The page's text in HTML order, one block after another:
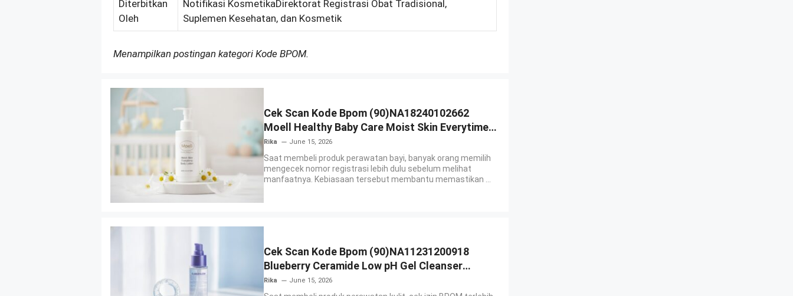
Diterbitkan
Oleh
Notifikasi KosmetikaDirektorat Registrasi Obat Tradisional,
Suplemen Kesehatan, dan Kosmetik
Menampilkan postingan kategori Kode BPOM.
Cek Scan Kode Bpom (90)NA18240102662
Moell Healthy Baby Care Moist Skin Everytime
Body Lotion
Rika June 15, 2026
Saat membeli produk perawatan bayi, banyak orang memilih
mengecek nomor registrasi lebih dulu sebelum melihat
manfaatnya. Kebiasaan tersebut membantu memastikan ...
Cek Scan Kode Bpom (90)NA11231200918
Blueberry Ceramide Low pH Gel Cleanser
GLAD2GLOW
Rika June 15, 2026